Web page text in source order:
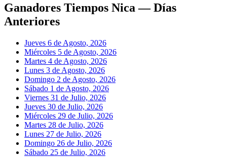
Ganadores Tiempos Nica — Días
Anteriores
Jueves 6 de Agosto, 2026
Miércoles 5 de Agosto, 2026
Martes 4 de Agosto, 2026
Lunes 3 de Agosto, 2026
Domingo 2 de Agosto, 2026
Sábado 1 de Agosto, 2026
Viernes 31 de Julio, 2026
Jueves 30 de Julio, 2026
Miércoles 29 de Julio, 2026
Martes 28 de Julio, 2026
Lunes 27 de Julio, 2026
Domingo 26 de Julio, 2026
Sábado 25 de Julio, 2026